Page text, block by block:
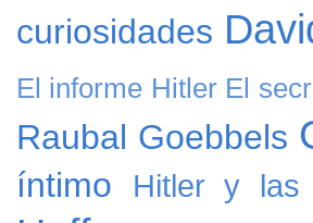
curiosidades
El informe Hitler El
Raubal Goebbels
íntimo
Hitler y las